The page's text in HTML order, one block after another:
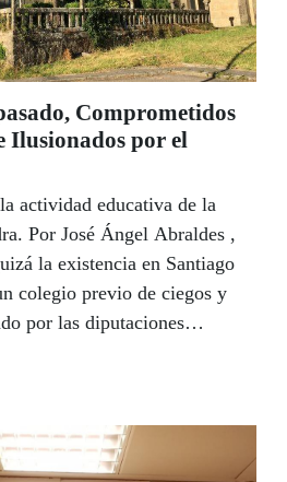
Comprometidos
Ilusionados por el
actividad educativa de la
Por José Ángel Abraldes ,
la existencia en Santiago
colegio previo de ciegos y
por las diputaciones
gallegos y de la
quizá; ......, fueron causa